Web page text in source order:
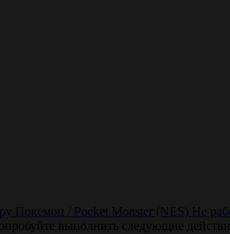
Покемон / Pocket Monster (NES) Не
выполнить следующие